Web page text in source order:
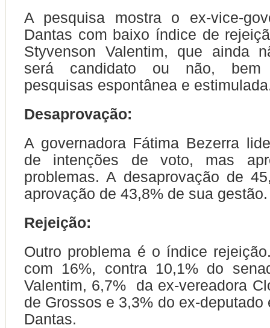
A pesquisa mostra o ex-vice-
Dantas com baixo índice de
Styvenson Valentim, que ainda
será candidato ou não, bem
pesquisas espontânea e
Desaprovação:
A governadora Fátima Bezerra
de intenções de voto, mas
problemas. A desaprovação de
aprovação de 43,8% de sua gestão.
Rejeição:
Outro problema é o índice
com 16%, contra 10,1% do
Valentim, 6,7% da ex-vereadora
de Grossos e 3,3% do ex-deputado
Dantas.